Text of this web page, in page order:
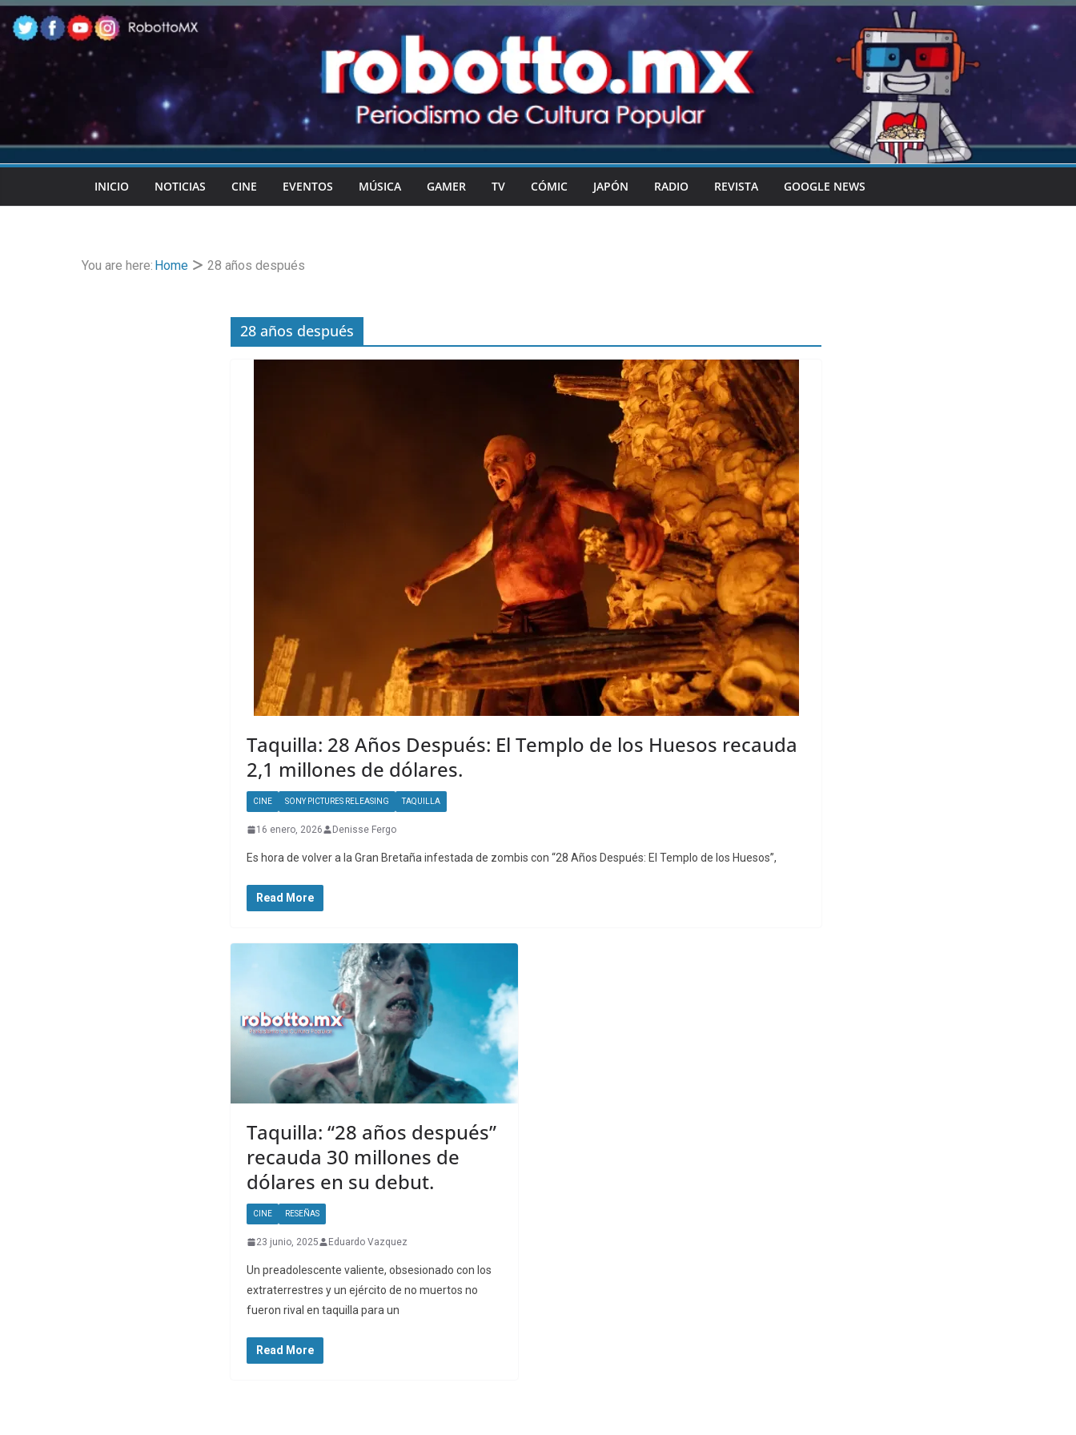
Skip
to
content
INICIO NOTICIAS CINE EVENTOS MÚSICA GAMER TV CÓMIC JAPÓN RADIO REVISTA GOOGLE NEWS
You are here: Home 28 años después
28 años después
Taquilla: 28 Años Después: El Templo de los Huesos recauda
2,1 millones de dólares.
CINE SONY PICTURES RELEASING TAQUILLA
16 enero, 2026 Denisse Fergo
Es hora de volver a la Gran Bretaña infestada de zombis con “28 Años Después: El Templo de los Huesos”,
Read More
Taquilla: “28 años después”
recauda 30 millones de
dólares en su debut.
CINE RESEÑAS
23 junio, 2025 Eduardo Vazquez
Un preadolescente valiente, obsesionado con los
extraterrestres y un ejército de no muertos no
fueron rival en taquilla para un
Read More